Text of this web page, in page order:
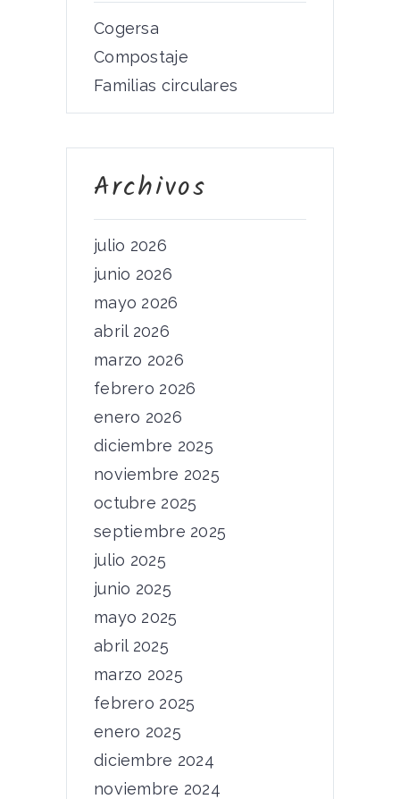
Cogersa
Compostaje
Familias circulares
Archivos
julio 2026
junio 2026
mayo 2026
abril 2026
marzo 2026
febrero 2026
enero 2026
diciembre 2025
noviembre 2025
octubre 2025
septiembre 2025
julio 2025
junio 2025
mayo 2025
abril 2025
marzo 2025
febrero 2025
enero 2025
diciembre 2024
noviembre 2024